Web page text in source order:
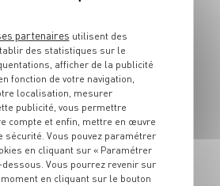
chinoises
et aux
partenaires utilisent des
des statistiques sur le
afficher de la publicité
fonction de votre navigation,
localisation, mesurer
publicité, vous permettre
compte et enfin, mettre en œuvre
sécurité. Vous pouvez paramétrer
en cliquant sur « Paramétrer
Vous pourrez revenir sur
en cliquant sur le bouton